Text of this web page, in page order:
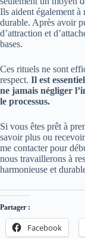
Ils aident également à
durable. Après avoir
d’attraction et
bases.
Ces rituels ne sont
respect. Il est
ne jamais négliger
le processus.
Si vous êtes prêt à
savoir plus ou
me contacter pour
nous travaillerons à
harmonieuse et
Partager :
Facebook